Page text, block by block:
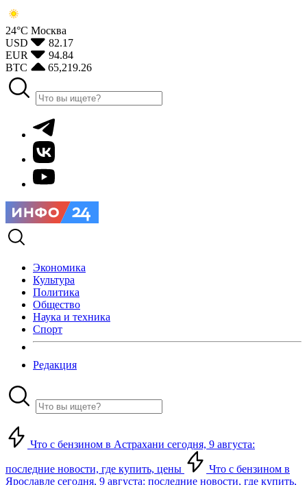
24°С Москва
USD
82.17
EUR
94.84
BTC
65,219.26
Экономика
Культура
Политика
Общество
Наука и техника
Спорт
Редакция
Что с бензином в Астрахани сегодня, 9 августа:
последние новости, где купить, цены
Что с бензином в
Ярославле сегодня, 9 августа: последние новости, где купить,